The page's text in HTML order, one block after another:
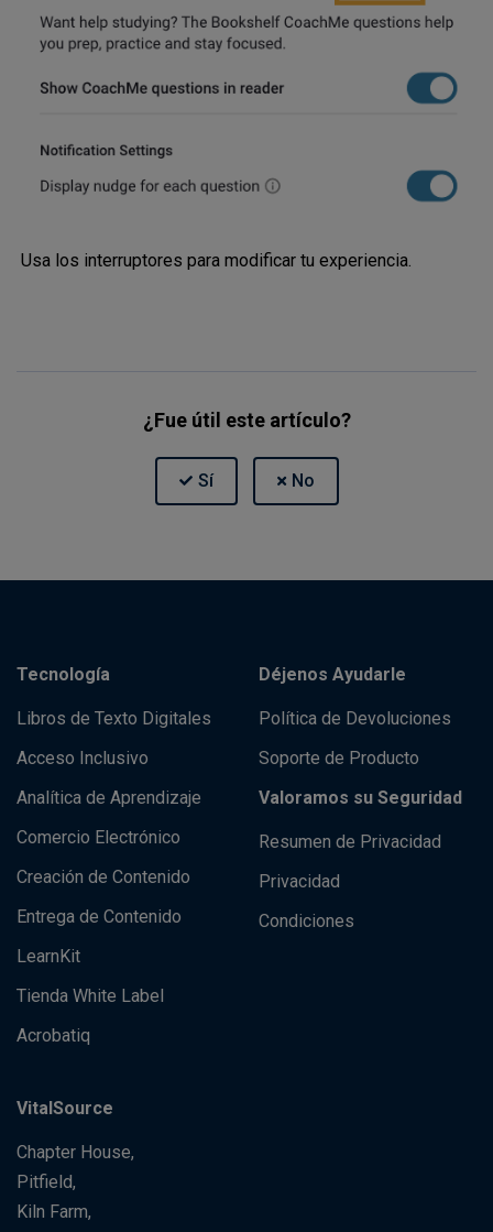
Usa los interruptores para modificar tu experiencia.
¿Fue útil este artículo?
Tecnología
Libros de Texto Digitales
Acceso Inclusivo
Analítica de Aprendizaje
Comercio Electrónico
Creación de Contenido
Entrega de Contenido
LearnKit
Tienda White Label
Acrobatiq
Déjenos Ayudarle
Política de Devoluciones
Soporte de Producto
Valoramos su Seguridad
Resumen de Privacidad
Privacidad
Condiciones
VitalSource
Chapter House,
Pitfield,
Kiln Farm,